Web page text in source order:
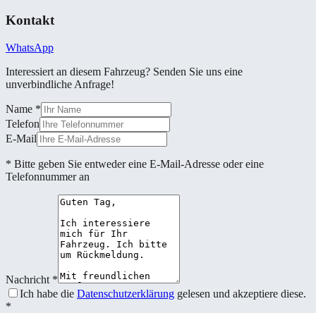
Kontakt
WhatsApp
Interessiert an diesem Fahrzeug? Senden Sie uns eine
unverbindliche Anfrage!
Name *
Telefon
E-Mail
* Bitte geben Sie entweder eine E-Mail-Adresse oder eine
Telefonnummer an
Nachricht *
Ich habe die Datenschutzerklärung gelesen und akzeptiere diese.
*